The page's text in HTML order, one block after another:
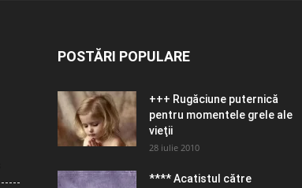
POSTĂRI POPULARE
+++ Rugăciune puternică
pentru momentele grele ale
vieţii
28 iulie 2010
**** Acatistul către